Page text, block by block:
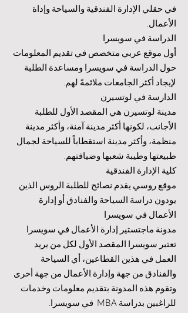
في حقلي الإدارة الفندقية والسياحة وإداة
الأعمال.
الدراسة في سويسرا
أول موقع عربي متخصص في تقديم المعلومات
حول الدراسة في سويسرا ومساعدة الطلبة
لإيجاد أكثر الجامعات ملائمةً لهم.
الدارسة في لوتسيرن
مدينة لوتسيرن هي المقصد الأول للطلبة
الأجانب، لكونها أكثر مدينة آمنة، وأكثر مدينة
منظمة، وأكثر مدينة استقطاباً للسياحة لجمال
طبيعتها وطيبة شعبها وضيافتهم.
كلية الإدارة الفندقية
موقع روسي يقدم نصائح للطلبة الروس الذين
يودون دراسة السياحة والفنادق أو إدارة
الأعمال في سويسرا
مدونة ماجتستير إدارة الأعمال في سويسرا
تعتبر سويسرا المقصد الأول لكل من يريد
العمل في هذين القطاعين، أي السياحة
والفنادق من جهة وإدارة الأعمال من جهة أخرى
وتقوم هذه المدونة بتقديم معلومات وخدمات
للراغبين بدراسة MBA في سويسرا.